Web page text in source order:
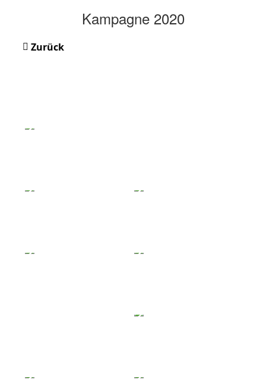
Kampagne 2020
Zurück